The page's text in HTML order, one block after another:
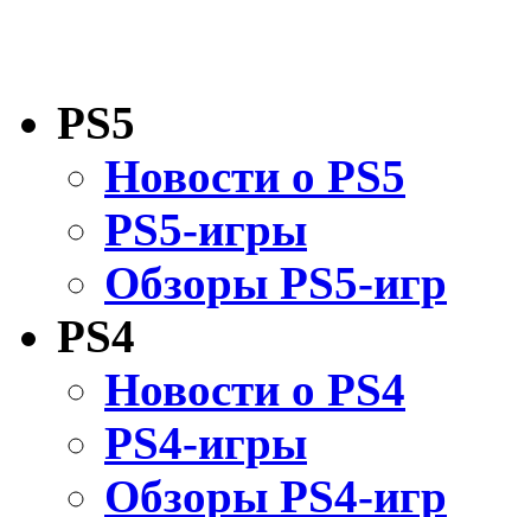
PS5
Новости о PS5
PS5-игры
Обзоры PS5-игр
PS4
Новости о PS4
PS4-игры
Обзоры PS4-игр